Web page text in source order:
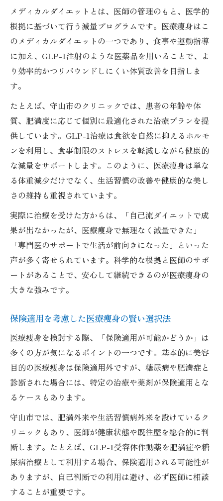
メディカルダイエットとは、医師の管理のもと、医学的
根拠に基づいて行う減量プログラムです。医療痩身はこ
のメディカルダイエットの一つであり、食事や運動指導
に加え、GLP-1注射のような医薬品を用いることで、よ
り効率的かつリバウンドしにくい体質改善を目指しま
す。
たとえば、守山市のクリニックでは、患者の年齢や体
質、肥満度に応じて個別に最適化された治療プランを提
供しています。GLP-1治療は食欲を自然に抑えるホルモ
ンを利用し、食事制限のストレスを軽減しながら健康的
な減量をサポートします。このように、医療痩身は単な
る体重減少だけでなく、生活習慣の改善や健康的な美し
さの維持も重視されています。
実際に治療を受けた方からは、「自己流ダイエットで成
果が出なかったが、医療痩身で無理なく減量できた」
「専門医のサポートで生活が前向きになった」といった
声が多く寄せられています。科学的な根拠と医師のサポ
ートがあることで、安心して継続できるのが医療痩身の
大きな強みです。
保険適用を考慮した医療痩身の賢い選択法
医療痩身を検討する際、「保険適用が可能かどうか」は
多くの方が気になるポイントの一つです。基本的に美容
目的の医療痩身は保険適用外ですが、糖尿病や肥満症と
診断された場合には、特定の治療や薬剤が保険適用とな
るケースもあります。
守山市では、肥満外来や生活習慣病外来を設けているク
リニックもあり、医師が健康状態や既往歴を総合的に判
断します。たとえば、GLP-1受容体作動薬を肥満症や糖
尿病治療として利用する場合、保険適用される可能性が
ありますが、自己判断での利用は避け、必ず医師に相談
することが重要です。